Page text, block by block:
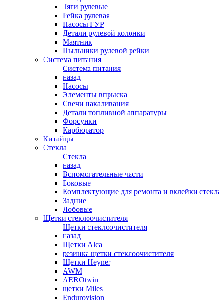
Тяги рулевые
Рейка рулевая
Насосы ГУР
Детали рулевой колонки
Маятник
Пыльники рулевой рейки
Система питания
Система питания
назад
Насосы
Элементы впрыска
Свечи накаливания
Детали топливной аппаратуры
Форсунки
Карбюратор
Китайцы
Стекла
Стекла
назад
Вспомогательные части
Боковые
Комплектующие для ремонта и вклейки
Задние
Лобовые
Щетки стеклоочистителя
Щетки стеклоочистителя
назад
Щетки Alca
резинка щетки стеклоочистителя
Щетки Heyner
AWM
AEROtwin
щетки Miles
Endurovision